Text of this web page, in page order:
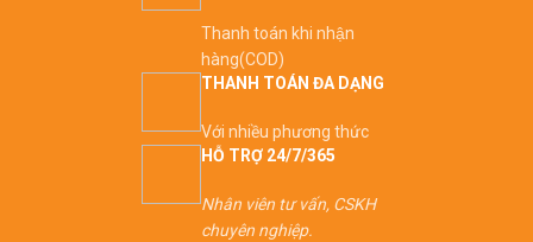
Thanh toán khi nhận
hàng(COD)
THANH TOÁN ĐA DẠNG
Với nhiều phương thức
HỖ TRỢ 24/7/365
Nhân viên tư vấn, CSKH
chuyên nghiệp.